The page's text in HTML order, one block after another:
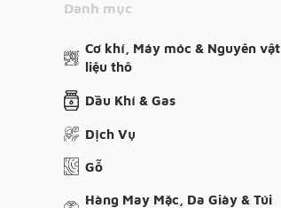
Danh mục
Cơ khí, Máy móc & Nguyên vật
liệu thô
Dầu Khí & Gas
Dịch Vụ
Gỗ
Hàng May Mặc, Da Giày & Túi